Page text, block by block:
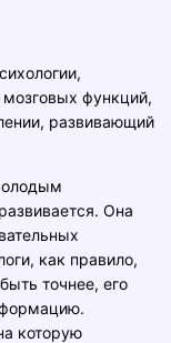
функций,
развивающий
Она
как правило,
точнее, его
которую